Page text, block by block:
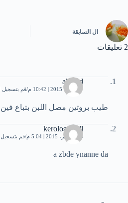
ال السابقة
2 تعليقات
ahmed
7 أكتوبر، 2015 | 10:42 م قم بتسجيل
طيب بروتين مصل اللبن بتباع فين
kerolos z adl
13 نوفمبر، 2015 | 5:04 م قم بتسجيل
a zbde ynanne da